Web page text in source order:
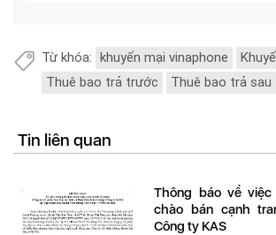
Từ khóa: khuyến mại vinaphone
Thuê bao trả trước
Thuê bao trả sau
Tin liên quan
Thông báo về việc không tổ chức
chào bán cạnh
Công ty KAS